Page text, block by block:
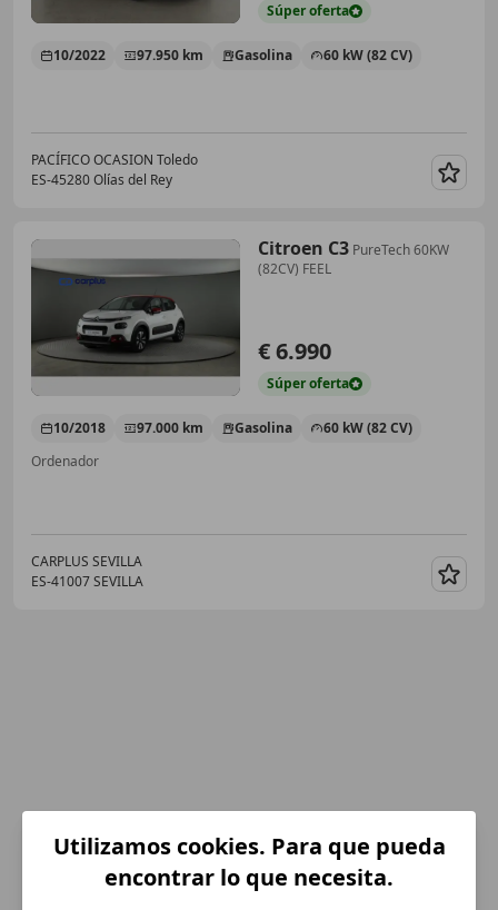
Súperoferta
10/2022 97.950 km Gasolina 60 kW (82 CV)
PACÍFICO OCASION Toledo
ES-45280 Olías del Rey
Citroen C3 PureTech 60KW
(82CV) FEEL
€ 6.990
Súperoferta
10/2018 97.000 km Gasolina
60 kW (82 CV)
Ordenador
CARPLUS SEVILLA
ES-41007 SEVILLA
Utilizamos cookies. Para que pueda
encontrar lo que necesita.